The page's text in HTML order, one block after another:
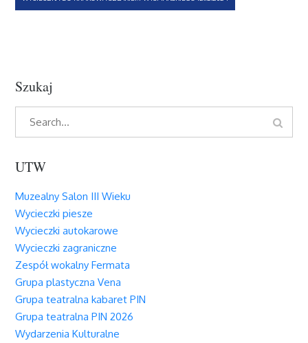
Szukaj
Search
UTW
Muzealny Salon III Wieku
Wycieczki piesze
Wycieczki autokarowe
Wycieczki zagraniczne
Zespół wokalny Fermata
Grupa plastyczna Vena
Grupa teatralna kabaret PIN
Grupa teatralna PIN 2026
Wydarzenia Kulturalne